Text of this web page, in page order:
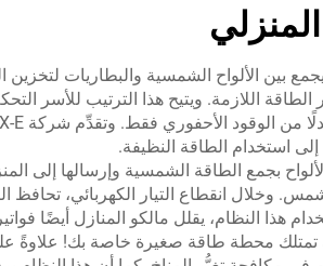
بين الألواح الشمسية والبطاريات لتخزين
الطاقة اللازمة. ويتيح هذا الترتيب للأسر
استخدام الطاقة النظيفة.
الطاقة الشمسية وإرسالها إلى
وخلال انقطاع التيار الكهربائي، تحافظ
النظام، يقلل مالكو المنازل أيضًا
تمتلك محطة طاقة صغيرة خاصة بك! علاوةً